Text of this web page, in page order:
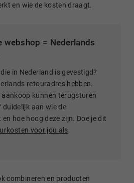
en wie de kosten draagt.
webshop = Nederlands
in Nederland is gevestigd?
retouradres hebben.
kunnen terugsturen
duidelijk aan wie de
hoe hoog deze zijn. Doe je dit
voor jou als
combineren en producten